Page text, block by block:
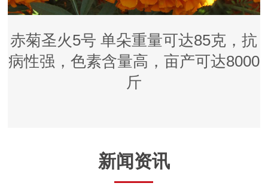
赤菊圣火5号 单朵重量可达85克，抗
病性强，色素含量高，亩产可达8000
斤
新闻资讯